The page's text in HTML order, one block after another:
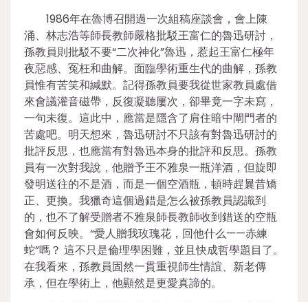
1986年在魯博召開過一次組稿座談會，會上陳
涌、林志浩等師長教師嚴格批駁王富仁的魯迅研討，
孫教員則批駁不要“二次神化”魯迅，惹起王富仁極年
夜惡感、冤枉和曲解。面臨學術重生代的曲解，孫教
員惟有苦笑和緘默。記得孫教員要我從世家教員處借
來會議灌音磁帶，反復凝聽屢次，卻畢竟一字未寫，
一句未復。這此中，應當是隱含了肩住暗中閘門者的
苦處吧。明天想來，魯迅研討不只該有對魯迅研討的
批評反思，也應當有對魯迅本身的批評和反思。孫教
員有一次對我說，他贈予王不雅泉一瓶洋酒，但旋即
發明送往的不是酒，而是一個空酒瓶，頓時趕曩昔矯
正、更換。我獵奇這個過錯是怎么被孫教員認識到
的，也不了解受贈者不雅泉師長教師收到錯送的空瓶
會如何反映。“愛人贈我玫瑰花，回他什么——赤練
蛇”嗎？ 這不只是倫理學困難，並且快成哲學題目了。
在我看來，孫教員固然一貫重視師生情誼、新老傳
承，但在學術上，他顯然是更愛真諦的。